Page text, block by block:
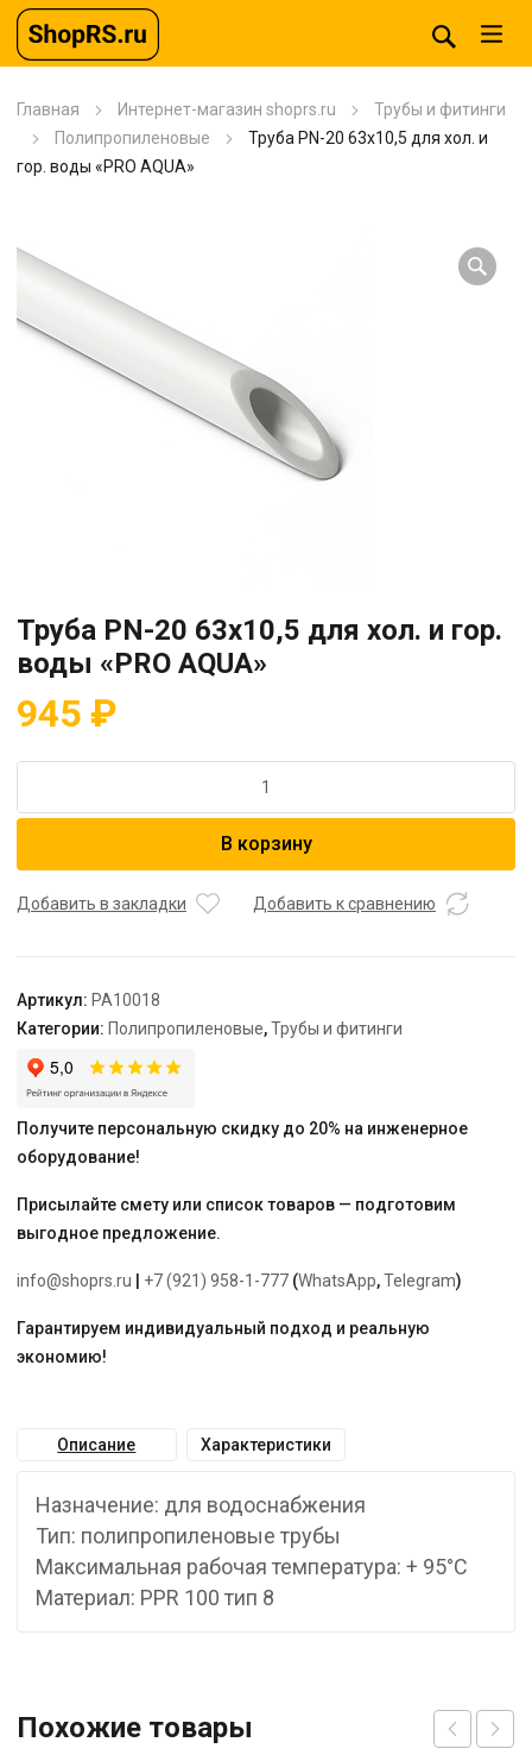
Главная Интернет-магазин shoprs.ru
Трубы и фитинги
Полипропиленовые
Труба PN-20 63х10,5 для хол. и
гор. воды «PRO AQUA»
Труба PN-20 63х10,5 для хол. и гор.
воды «PRO AQUA»
945 ₽
Труба
63х10,5
гор.
воды
"PRO
AQUA"
В корзину
Добавить в закладки Добавить к сравнению
Артикул: PA10018
Категории: Полипропиленовые,Трубы и фитинги
Получите персональную скидку до 20% на инженерное
оборудование!
Присылайте смету или список товаров — подготовим
выгодное предложение.
info@shoprs.ru +7 (921) 958-1-777 (WhatsApp,Telegram)
Гарантируем индивидуальный подход и реальную
экономию!
Описание Характеристики
Назначение: для водоснабжения
Тип: полипропиленовые трубы
Максимальная рабочая температура: + 95°С
Материал: PPR 100 тип 8
Похожие товары